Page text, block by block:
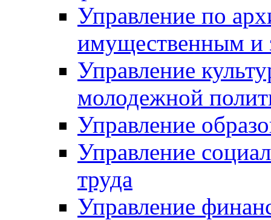
Управление по
имущественным и
Управление
молодежной
Управление
Управление
труда
Управление